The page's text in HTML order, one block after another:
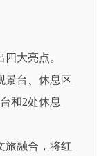
大亮点。
景台、休息区
和2处休息
旅融合，将红